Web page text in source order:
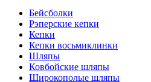
Бейсболки
Рэперские кепки
Кепки
Кепки восьмиклинки
Шляпы
Ковбойские шляпы
Широкополые шляпы